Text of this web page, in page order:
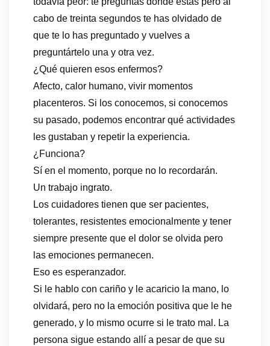
cabo de treinta segundos te has olvidado de
que te lo has preguntado y vuelves a
preguntártelo una y otra vez.
¿Qué quieren esos enfermos?
Afecto, calor humano, vivir momentos
placenteros. Si los conocemos, si conocemos
su pasado, podemos encontrar qué actividades
les gustaban y repetir la experiencia.
¿Funciona?
Sí en el momento, porque no lo recordarán.
Un trabajo ingrato.
Los cuidadores tienen que ser pacientes,
tolerantes, resistentes emocionalmente y tener
siempre presente que el dolor se olvida pero
las emociones permanecen.
Eso es esperanzador.
Si le hablo con cariño y le acaricio la mano, lo
olvidará, pero no la emoción positiva que le he
generado, y lo mismo ocurre si le trato mal. La
persona sigue estando allí a pesar de que su